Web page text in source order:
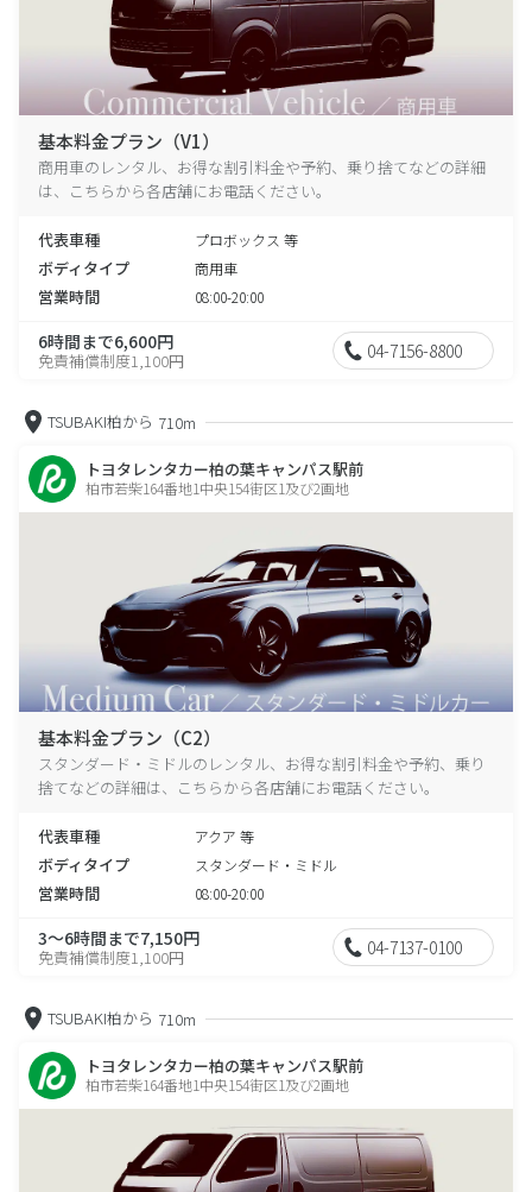
基本料金プラン（V1）
商用車のレンタル、お得な割引料金や予約、乗り捨てなどの詳細
は、こちらから各店舗にお電話ください。
代表車種 プロボックス 等
ボディタイプ 商用車
営業時間 08:00-20:00
6時間まで6,600円
免責補償制度1,100円 04-7156-8800
TSUBAKI柏から 710m
トヨタレンタカー柏の葉キャンパス駅前
柏市若柴164番地1中央154街区1及び2画地
基本料金プラン（C2）
スタンダード・ミドルのレンタル、お得な割引料金や予約、乗り
捨てなどの詳細は、こちらから各店舗にお電話ください。
代表車種 アクア 等
ボディタイプ スタンダード・ミドル
営業時間 08:00-20:00
3～6時間まで7,150円
免責補償制度1,100円 04-7137-0100
TSUBAKI柏から 710m
トヨタレンタカー柏の葉キャンパス駅前
柏市若柴164番地1中央154街区1及び2画地